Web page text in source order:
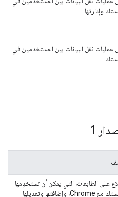
وإدارتها
نقل البيانات بين المستخدمين في
1
على الطابعات، التي يمكن أن تستخدِمها
مؤسستك مع Chrome، وإضافتها وتعديلها